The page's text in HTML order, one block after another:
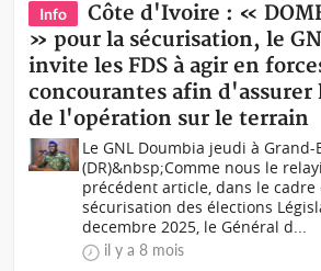
Info
Côte d'Ivoire : «
» pour la sécurisation, le
invite les FDS à agir en
concourantes afin
de l'opération sur le terrain
Le GNL Doumbia jeudi à Grand-
(DR)&nbsp;Comme nous le
précédent article, dans le cadre
sécurisation des élections
decembre 2025, le Général d...
il y a 8 mois